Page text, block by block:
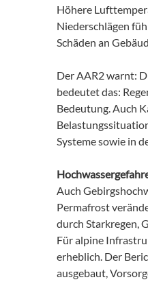
Höhere
Niederschlägen
Schäden an
Der AAR2 warnt:
bedeutet das:
Bedeutung. Auch
Systeme sowie in
Auch
Permafrost
durch Starkregen,
Für alpine
erheblich. Der
ausgebaut,